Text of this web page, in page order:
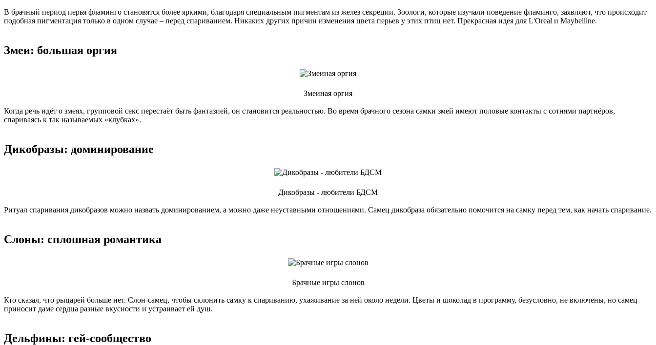
В брачный период перья фламинго становятся более яркими, благодаря специальным пигментам из желез секреции. Зоологи, которые изучали поведение фламинго, заявляют, что происходит
подобная пигментация только в одном случае – перед спариванием. Никаких других причин изменения цвета перьев у этих птиц нет. Прекрасная идея для L'Oreal и Maybelline.
Змеи: большая оргия
Змеиная оргия
Когда речь идёт о змеях, групповой секс перестаёт быть фантазией, он становится реальностью. Во время брачного сезона самки змей имеют половые контакты с сотнями партнёров,
спариваясь к так называемых «клубках».
Дикобразы: доминирование
Дикобразы - любители БДСМ
Ритуал спаривания дикобразов можно назвать доминированием, а можно даже неуставными отношениями. Самец дикобраза обязательно помочится на самку перед тем, как начать спаривание.
Слоны: сплошная романтика
Брачные игры слонов
Кто сказал, что рыцарей больше нет. Слон-самец, чтобы склонить самку к спариванию, ухаживание за ней около недели. Цветы и шоколад в программу, безусловно, не включены, но самец
приносит даме сердца разные вкусности и устраивает ей душ.
Дельфины: гей-сообщество